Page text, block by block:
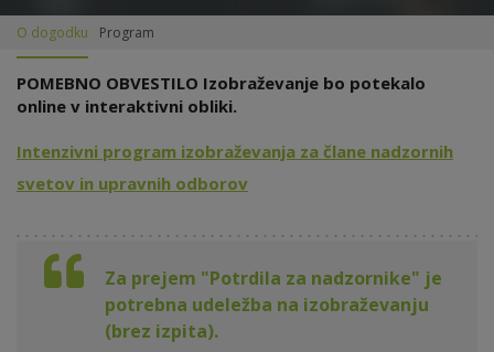
O dogodku Program
POMEBNO OBVESTILO Izobraževanje bo potekalo
online v interaktivni obliki.
Intenzivni program izobraževanja za člane nadzornih
svetov in upravnih odborov
Za prejem "Potrdila za nadzornike" je
potrebna udeležba na izobraževanju
(brez izpita).